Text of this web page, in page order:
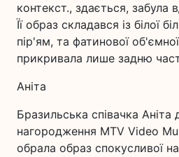
контекст., здається, забула
Її образ складався із білої
пір'ям, та фатинової
прикривала лише задню
Аніта
Бразильська співачка Аніта
нагородження MTV Video
обрала образ спокусливої